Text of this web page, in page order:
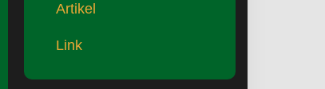
Artikel
Link